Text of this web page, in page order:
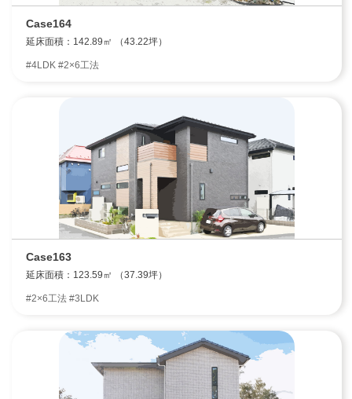
エリア限定商品
Case164
延床面積：142.89㎡ （43.22坪）
#4LDK #2×6工法
Case163
延床面積：123.59㎡ （37.39坪）
#2×6工法 #3LDK